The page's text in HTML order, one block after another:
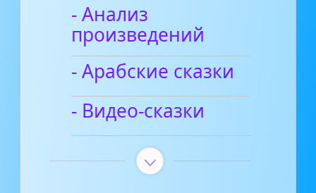
- Анализ
произведений
- Арабские сказки
- Видео-сказки